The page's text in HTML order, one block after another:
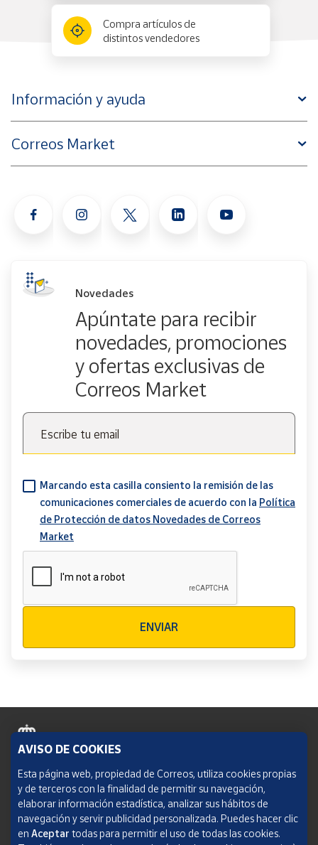
Compra artículos de
distintos vendedores
Información y ayuda
Correos Market
Novedades
Apúntate para recibir
novedades, promociones
y ofertas exclusivas de
Correos Market
Escribe tu email
Marcando esta casilla consiento la remisión de las
comunicaciones comerciales de acuerdo con la Política
de Protección de datos Novedades de Correos
Market
ENVIAR
Política de cookies
Aviso legal
Condiciones del servicio
AVISO DE COOKIES
Esta página web, propiedad de Correos, utiliza cookies propias
y de terceros con la finalidad de permitir su navegación,
elaborar información estadística, analizar sus hábitos de
navegación y servir publicidad personalizada. Puedes hacer clic
en Aceptar todas para permitir el uso de todas las cookies.